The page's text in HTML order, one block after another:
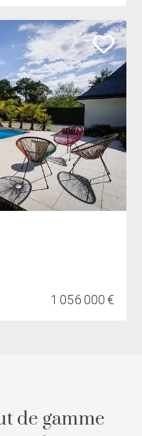
1 056 000 €
de gamme